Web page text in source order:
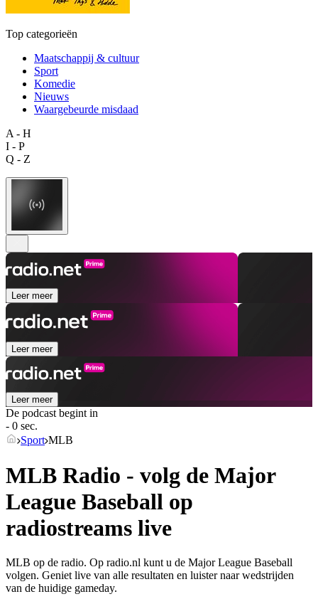
Top categorieën
Maatschappij & cultuur
Sport
Komedie
Nieuws
Waargebeurde misdaad
A - H
I - P
Q - Z
Leer meer
Leer meer
Leer meer
De podcast begint in
- 0 sec.
Sport MLB
MLB Radio - volg de Major
League Baseball op
radiostreams live
MLB op de radio. Op radio.nl kunt u de Major League Baseball
volgen. Geniet live van alle resultaten en luister naar wedstrijden
van de huidige gameday.